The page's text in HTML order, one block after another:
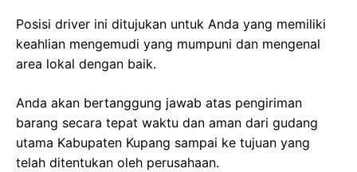
Posisi driver ini ditujukan untuk Anda yang memiliki
keahlian mengemudi yang mumpuni dan mengenal
area lokal dengan baik.
Anda akan bertanggung jawab atas pengiriman
barang secara tepat waktu dan aman dari gudang
utama Kabupaten Kupang sampai ke tujuan yang
telah ditentukan oleh perusahaan.